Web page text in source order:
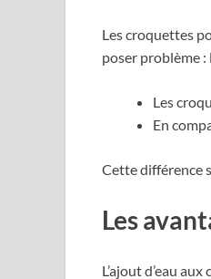
Les croquettes
poser problème
Les
En
Cette différence
Les
L’ajout d’eau